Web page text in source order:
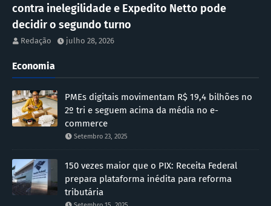
contra inelegilidade e Expedito Netto pode
decidir o segundo turno
Redação julho 28, 2026
Economia
PMEs digitais movimentam R$ 19,4 bilhões no
2º tri e seguem acima da média no e-
commerce
Setembro 23, 2025
150 vezes maior que o PIX: Receita Federal
prepara plataforma inédita para reforma
tributária